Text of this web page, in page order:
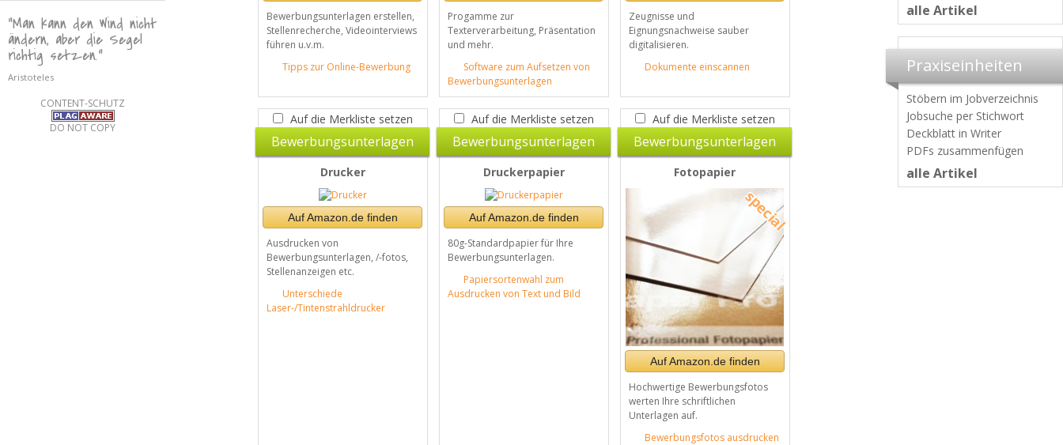
"Man kann den Wind nicht
ändern, aber die Segel
richtig setzen."
Aristoteles
CONTENT-SCHUTZ
DO NOT COPY
alle Artikel
Praxiseinheiten
Stöbern im Jobverzeichnis
Jobsuche per Stichwort
Deckblatt in Writer
PDFs zusammenfügen
alle Artikel
Bewerbungsunterlagen erstellen,
Stellenrecherche, Videointerviews
führen u.v.m.
Tipps zur Online-Bewerbung
Progamme zur
Texterverarbeitung, Präsentation
und mehr.
Software zum Aufsetzen von
Bewerbungsunterlagen
Zeugnisse und
Eignungsnachweise sauber
digitalisieren.
Dokumente einscannen
Auf die Merkliste setzen
Bewerbungsunterlagen
Drucker
Auf Amazon.de finden
Ausdrucken von
Bewerbungsunterlagen, /-fotos,
Stellenanzeigen etc.
Unterschiede
Laser-/Tintenstrahldrucker
Auf die Merkliste setzen
Bewerbungsunterlagen
Druckerpapier
Auf Amazon.de finden
80g-Standardpapier für Ihre
Bewerbungsunterlagen.
Papiersortenwahl zum
Ausdrucken von Text und Bild
Auf die Merkliste setzen
Bewerbungsunterlagen
Fotopapier
Auf Amazon.de finden
Hochwertige Bewerbungsfotos
werten Ihre schriftlichen
Unterlagen auf.
Bewerbungsfotos ausdrucken